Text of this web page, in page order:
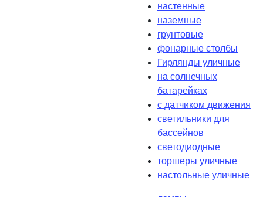
настенные
наземные
грунтовые
фонарные столбы
Гирлянды уличные
на солнечных
батарейках
с датчиком движения
светильники для
бассейнов
светодиодные
торшеры уличные
настольные уличные